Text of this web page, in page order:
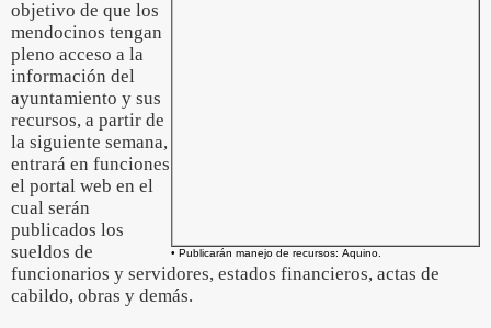
• Publicarán manejo de recursos: Aquino.
objetivo de que los
mendocinos tengan
pleno acceso a la
información del
ayuntamiento y sus
recursos, a partir de
la siguiente semana,
entrará en funciones
el portal web en el
cual serán
publicados los
sueldos de
funcionarios y servidores, estados financieros, actas de
cabildo, obras y demás.